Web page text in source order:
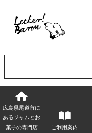
広島県尾道市に
あるジャムとお
菓子の専門店
ご利用案内